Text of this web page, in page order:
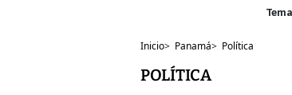
Inicio> Panamá> Política
POLÍTICA